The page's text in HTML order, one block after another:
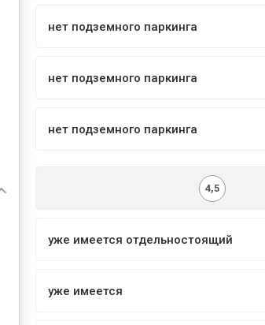
нет подземного паркинга
нет подземного паркинга
нет подземного паркинга
4,5
уже имеется отдельностоящий
уже имеется